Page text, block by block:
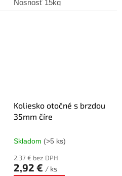
Nosnosť 15kg
Koliesko otočné s brzdou
35mm číre
Skladom (>5 ks)
2,37 € bez DPH
2,92 € / ks